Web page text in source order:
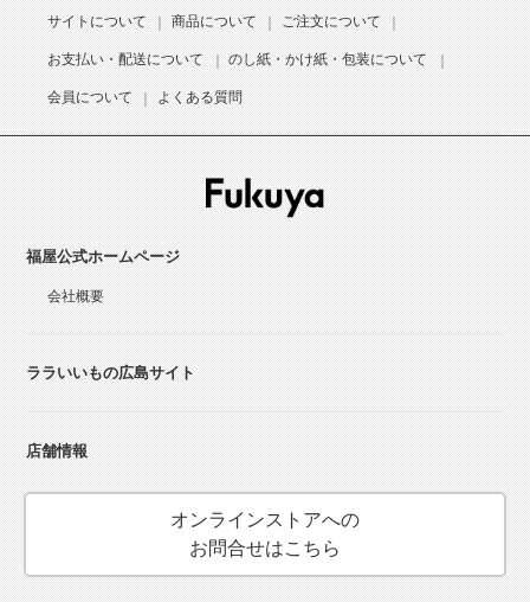
サイトについて 商品について ご注文について
お支払い・配送について のし紙・かけ紙・包装について
会員について よくある質問
福屋公式ホームページ
会社概要
ララいいもの広島サイト
店舗情報
オンラインストアへの
お問合せはこちら